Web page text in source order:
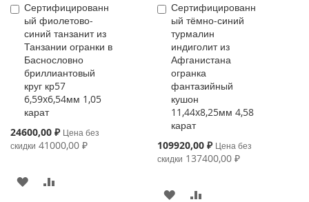
Сертифицированн
ый фиолетово-
синий танзанит из
Танзании огранки в
Баснословно
бриллиантовый
круг кр57
6,59x6,54мм 1,05
карат
Special
24600,00 ₽ Цена без
скидки 41000,00 ₽
Купить
В
Сертифицированн
ый тёмно-синий
турмалин
индиголит из
Афганистана
огранка
фантазийный
кушон
11,44x8,25мм 4,58
карат
Special
109920,00 ₽ Цена без
скидки 137400,00 ₽
Купить
В